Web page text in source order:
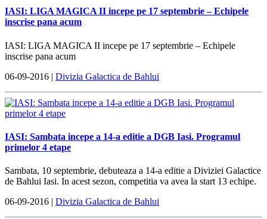
IASI: LIGA MAGICA II incepe pe 17 septembrie – Echipele
inscrise pana acum
IASI: LIGA MAGICA II incepe pe 17 septembrie – Echipele
inscrise pana acum
06-09-2016 | Divizia Galactica de Bahlui
IASI: Sambata incepe a 14-a editie a DGB Iasi. Programul
primelor 4 etape
Sambata, 10 septembrie, debuteaza a 14-a editie a Diviziei Galactice
de Bahlui Iasi. In acest sezon, competitia va avea la start 13 echipe.
06-09-2016 | Divizia Galactica de Bahlui